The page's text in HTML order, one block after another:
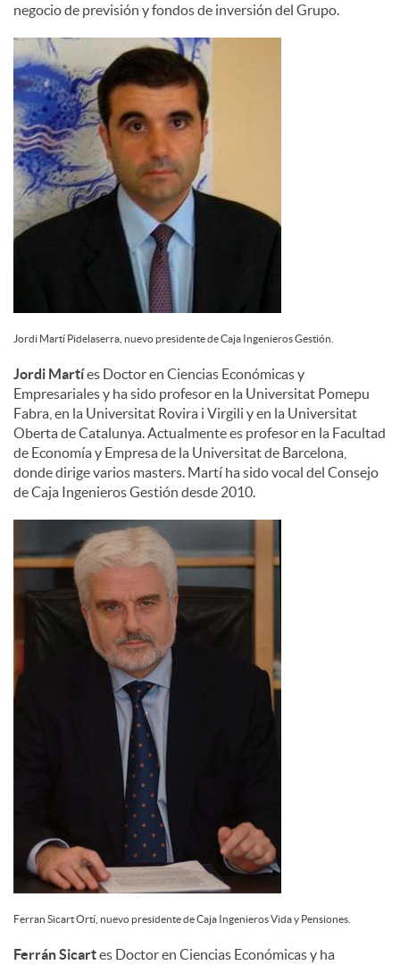
i
d
o
s
negocio de previsión y fondos de inversión del Grupo.
Jordi Martí Pidelaserra, nuevo presidente de Caja Ingenieros Gestión.
Jordi Martíes Doctor en Ciencias Económicas y
Empresariales y ha sido profesor en la Universitat Pomepu
Fabra, en la Universitat Rovira i Virgili y en la Universitat
Oberta de Catalunya. Actualmente es profesor en la Facultad
de Economía y Empresa de la Universitat de Barcelona,
donde dirige varios masters. Martí ha sido vocal del Consejo
de Caja Ingenieros Gestión desde 2010.
Ferran Sicart Ortí, nuevo presidente de Caja Ingenieros Vida y Pensiones.
Ferrán Sicartes Doctor en Ciencias Económicas y ha